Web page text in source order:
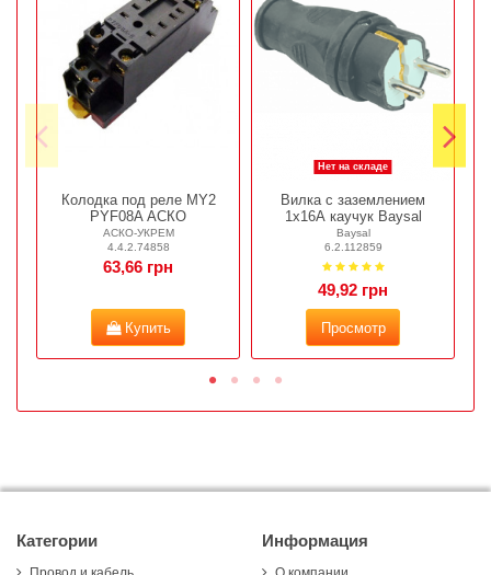
Колодка под реле МY2
PYF08A АСКО
АСКО-УКРЕМ
4.4.2.74858
63,66 грн
Купить
Нет на складе
Вилка с заземлением
1х16А каучук Baysal
Baysal
6.2.112859
49,92 грн
Просмотр
Категории Информация